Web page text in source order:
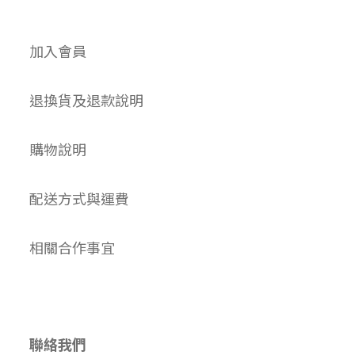
加入會員
退換貨及退款說明
購物說明
配送方式與運費
相關合作事宜
聯絡我們